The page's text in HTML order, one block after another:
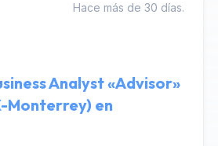
Hace más de 30 días.
Analyst «Advisor»
Monterrey) en